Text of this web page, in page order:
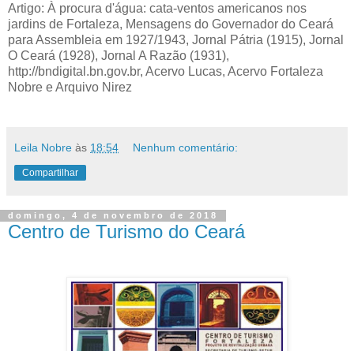
Artigo: À procura d'água: cata-ventos americanos nos
jardins de Fortaleza, Mensagens do Governador do Ceará
para Assembleia em 1927/1943, Jornal Pátria (1915), Jornal
O Ceará (1928), Jornal A Razão (1931),
http://bndigital.bn.gov.br, Acervo Lucas, Acervo Fortaleza
Nobre e Arquivo Nirez
Leila Nobre às 18:54 Nenhum comentário:
Compartilhar
domingo, 4 de novembro de 2018
Centro de Turismo do Ceará